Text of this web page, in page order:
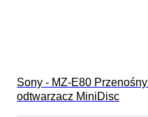
Sony - MZ-E80 Przenośny
odtwarzacz MiniDisc